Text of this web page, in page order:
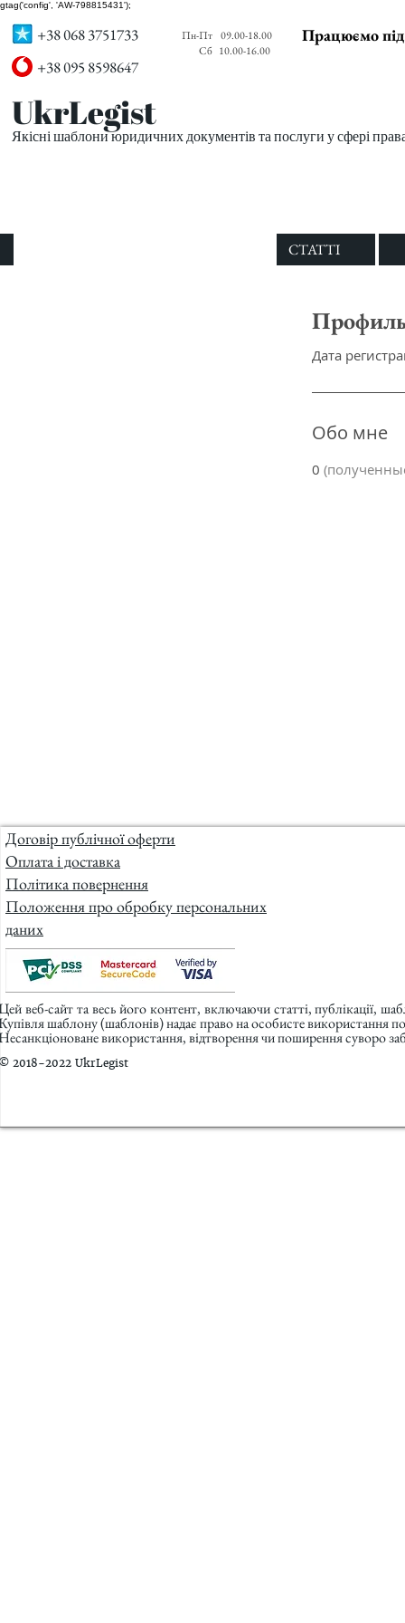
gtag('config', 'AW-798815431');
+38 068 3751733
+38 095 8598647
Пн-Пт
Сб
09.00-18.00
10.00-16.00
Працюємо
UkrLegist
Якісні шаблони юридичних документів та послуги у сфері
СТАТТІ
Дата
Обо мне
0
Договір публічної оферти
Оплата і доставка
Політика повернення
Положення про обробку персональних
даних
веб-сайт та весь його контент, включаючи статті, публікації,
шаблону (шаблонів) надає право на особисте використання
використання, відтворення чи поширення суворо
2018-2022 UkrLegist